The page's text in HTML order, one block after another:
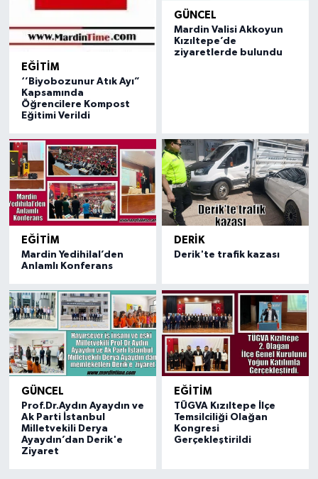
EĞİTİM
‘’Biyobozunur Atık Ayı”
Kapsamında
Öğrencilere Kompost
Eğitimi Verildi
GÜNCEL
Mardin Valisi Akkoyun
Kızıltepe’de
ziyaretlerde bulundu
EĞİTİM
Mardin Yedihilal’den
Anlamlı Konferans
DERİK
Derik'te trafik kazası
GÜNCEL
Prof.Dr.Aydın Ayaydın ve
Ak Parti İstanbul
Milletvekili Derya
Ayaydın’dan Derik'e
Ziyaret
EĞİTİM
TÜGVA Kızıltepe İlçe
Temsilciliği Olağan
Kongresi
Gerçekleştirildi